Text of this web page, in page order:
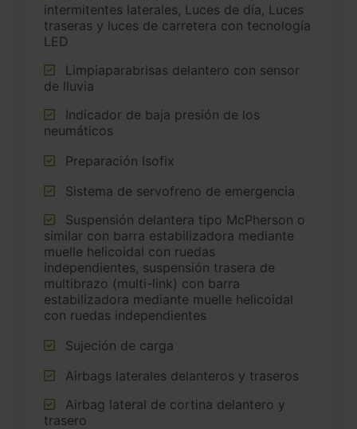
intermitentes laterales, Luces de día, Luces
traseras y luces de carretera con tecnología
LED
de lluvia
neumáticos
Preparación Isofix
Sistema de servofreno de emergencia
similar con barra estabilizadora mediante
muelle helicoidal con ruedas
independientes, suspensión trasera de
multibrazo (multi-link) con barra
estabilizadora mediante muelle helicoidal
con ruedas independientes
Sujeción de carga
Airbags laterales delanteros y traseros
trasero